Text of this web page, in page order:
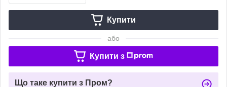
Купити
або
Купити з
Що таке купити з Пром?